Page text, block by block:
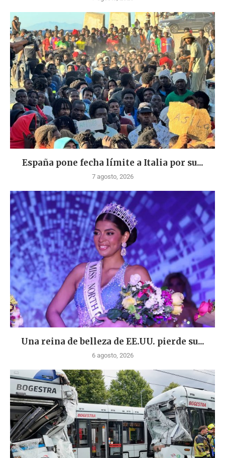
España pone fecha límite a Italia por su...
7 agosto, 2026
Una reina de belleza de EE.UU. pierde su...
6 agosto, 2026